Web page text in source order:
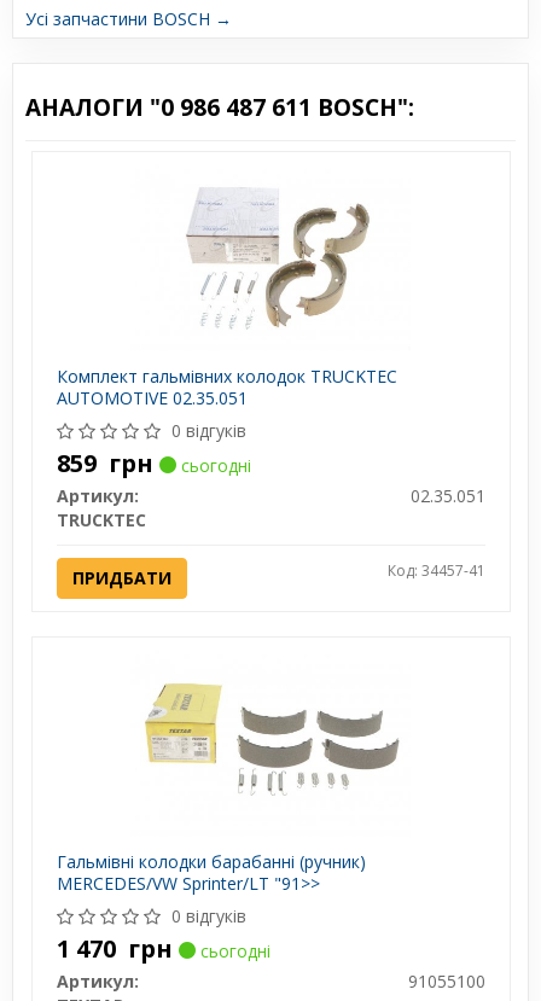
Усі запчастини BOSCH →
АНАЛОГИ "0 986 487 611 BOSCH":
Комплект гальмівних колодок TRUCKTEC
AUTOMOTIVE 02.35.051
0 відгуків
859 грн
сьогодні
Артикул:
02.35.051
TRUCKTEC
ПРИДБАТИ Код: 34457-41
Гальмівні колодки барабанні (ручник)
MERCEDES/VW Sprinter/LT "91>>
0 відгуків
1 470 грн
сьогодні
Артикул:
91055100